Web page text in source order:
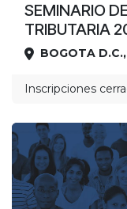
SEMINARIO
TRIBUTARIA
Ubicación
BOGOTA D.C.,
Inscripciones